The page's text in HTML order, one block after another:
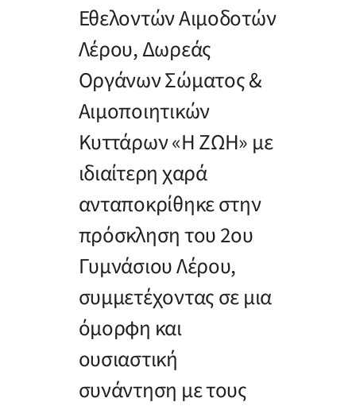
Εθελοντών Αιμοδοτών
Λέρου, Δωρεάς
Οργάνων Σώματος &
Αιμοποιητικών
Κυττάρων «Η ΖΩΗ» με
ιδιαίτερη χαρά
ανταποκρίθηκε στην
πρόσκληση του 2ου
Γυμνάσιου Λέρου,
συμμετέχοντας σε μια
όμορφη και
ουσιαστική
συνάντηση με τους